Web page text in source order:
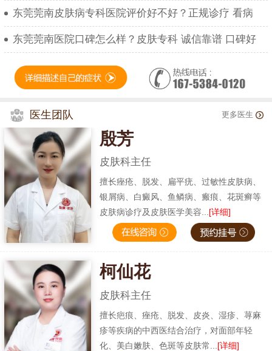
东莞莞南皮肤病专科医院评价好不好？正规诊疗 看病
东莞莞南医院口碑怎么样？皮肤专科 诚信靠谱 口碑好
医生团队 更多医生
殷芳
皮肤科主任
擅长痤疮、脱发、扁平疣、过敏性皮肤病、
银屑病、白癜风、鱼鳞病、瘢痕、花斑癣等
皮肤病诊疗及皮肤医学美容... [详细]
柯仙花
皮肤科主任
擅长疤痕、痤疮、脱发、皮炎、湿疹、荨麻
疹等疾病的中西医结合治疗，对面部年轻
化、美白嫩肤、色斑等皮肤常... [详细]